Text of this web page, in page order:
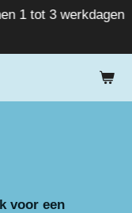
1 tot 3 werkdagen
voor een